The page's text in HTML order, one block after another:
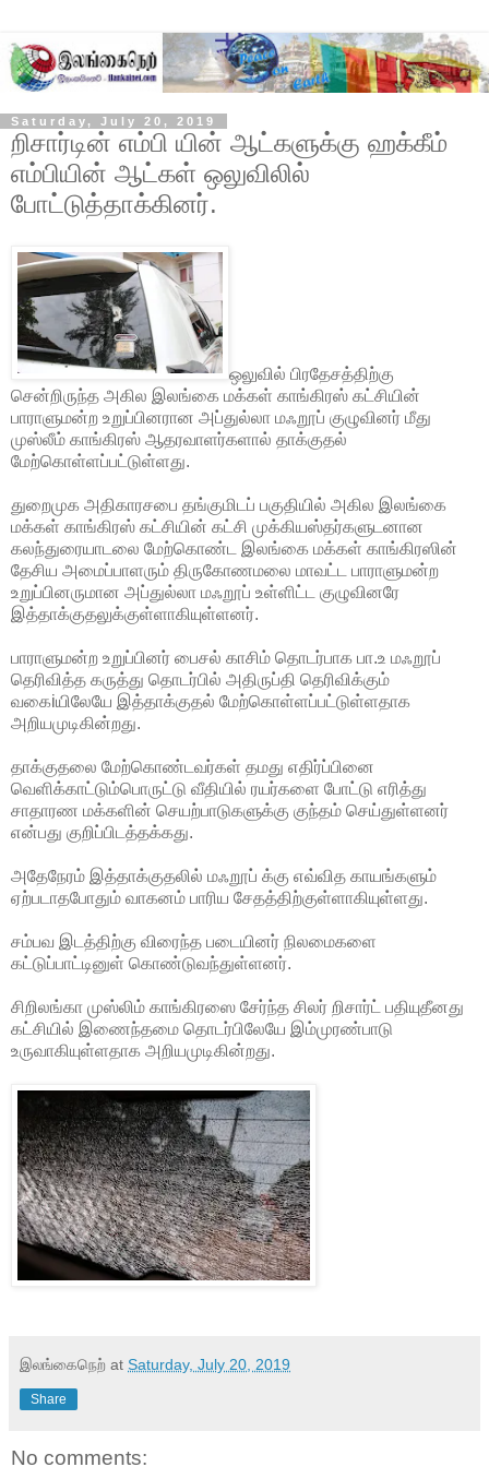
Saturday, July 20, 2019
றிசார்டின் எம்பி யின் ஆட்களுக்கு ஹக்கீம்
எம்பியின் ஆட்கள் ஒலுவிலில்
போட்டுத்தாக்கினர்.
ஒலுவில் பிரதேசத்திற்கு
சென்றிருந்த அகில இலங்கை மக்கள் காங்கிரஸ் கட்சியின்
பாராளுமன்ற உறுப்பினரான அப்துல்லா மஃறூப் குழுவினர் மீது
முஸ்லீம் காங்கிரஸ் ஆதரவாளர்களால் தாக்குதல்
மேற்கொள்ளப்பட்டுள்ளது.
துறைமுக அதிகாரசபை தங்குமிடப் பகுதியில் அகில இலங்கை
மக்கள் காங்கிரஸ் கட்சியின் கட்சி முக்கியஸ்தர்களுடனான
கலந்துரையாடலை மேற்கொண்ட இலங்கை மக்கள் காங்கிரஸின்
தேசிய அமைப்பாளரும் திருகோணமலை மாவட்ட பாராளுமன்ற
உறுப்பினருமான அப்துல்லா மஃறூப் உள்ளிட்ட குழுவினரே
இத்தாக்குதலுக்குள்ளாகியுள்ளனர்.
பாராளுமன்ற உறுப்பினர் பைசல் காசிம் தொடர்பாக பா.உ மஃறூப்
தெரிவித்த கருத்து தொடர்பில் அதிருப்தி தெரிவிக்கும்
வகைiயிலேயே இத்தாக்குதல் மேற்கொள்ளப்பட்டுள்ளதாக
அறியமுடிகின்றது.
தாக்குதலை மேற்கொண்டவர்கள் தமது எதிர்ப்பினை
வெளிக்காட்டும்பொருட்டு வீதியில் ரயர்களை போட்டு எரித்து
சாதாரண மக்களின் செயற்பாடுகளுக்கு குந்தம் செய்துள்ளனர்
என்பது குறிப்பிடத்தக்கது.
அதேநேரம் இத்தாக்குதலில் மஃறூப் க்கு எவ்வித காயங்களும்
ஏற்படாதபோதும் வாகனம் பாரிய சேதத்திற்குள்ளாகியுள்ளது.
சம்பவ இடத்திற்கு விரைந்த படையினர் நிலமைகளை
கட்டுப்பாட்டினுள் கொண்டுவந்துள்ளனர்.
சிறிலங்கா முஸ்லிம் காங்கிரஸை சேர்ந்த சிலர் றிசார்ட் பதியுதீனது
கட்சியில் இணைந்தமை தொடர்பிலேயே இம்முரண்பாடு
உருவாகியுள்ளதாக அறியமுடிகின்றது.
இலங்கைநெற் at Saturday, July 20, 2019
Share
No comments: